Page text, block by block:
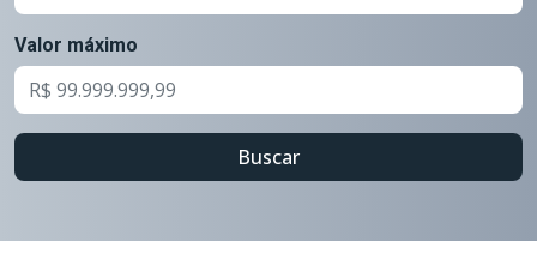
Valor máximo
Buscar